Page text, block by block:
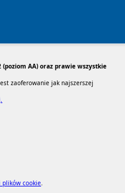
(poziom AA) oraz prawie wszystkie
zaoferowanie jak najszerszej
plików cookie